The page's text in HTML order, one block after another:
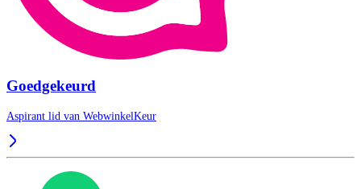
Goedgekeurd
Aspirant lid van WebwinkelKeur